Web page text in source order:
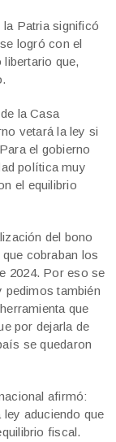
Patria significó
logró con el
que,
la Casa
vetará la ley si
el gobierno
política muy
el equilibrio
del bono
cobraban los
2024. Por eso se
pedimos también
que
por dejarla de
se quedaron
afirmó:
aduciendo que
fiscal.